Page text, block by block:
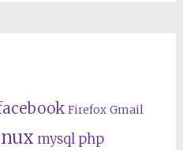
Firefox Gmail
mysql php